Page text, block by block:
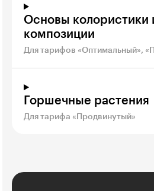
Основы колористики
композиции
Для тарифов «Оптимальный»,
Горшечные растения
Для тарифа «Продвинутый»